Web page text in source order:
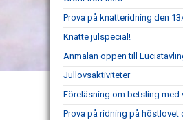
Prova på knatteridning den
Knatte julspecial!
Anmälan öppen till
Jullovsaktiviteter
Föreläsning om betsling med
Prova på ridning på höstlovet